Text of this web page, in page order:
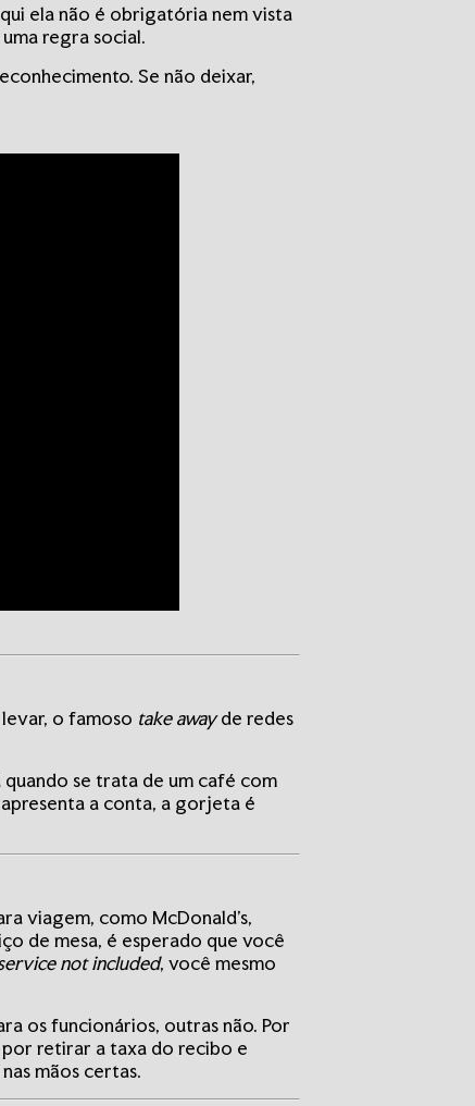
ela não é obrigatória nem vista
regra social.
Se não deixar,
o famoso take awayde redes
se trata de um café com
a conta, a gorjeta é
viagem, como McDonald’s,
de mesa, é esperado que você
not included, você mesmo
os funcionários, outras não. Por
retirar a taxa do recibo e
mãos certas.